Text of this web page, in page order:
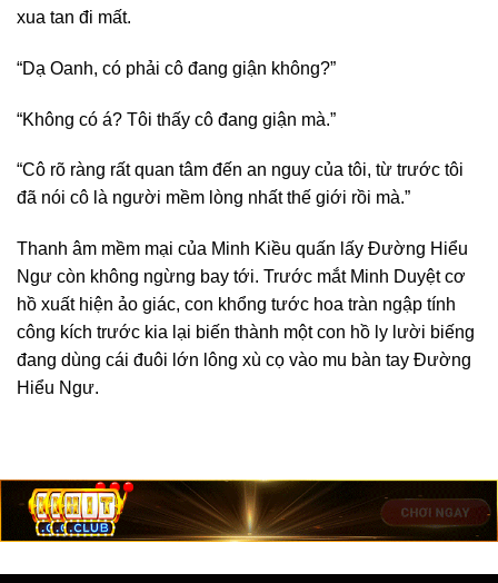
xua tan đi mất.
“Dạ Oanh, có phải cô đang giận không?”
“Không có á? Tôi thấy cô đang giận mà.”
“Cô rõ ràng rất quan tâm đến an nguy của tôi, từ trước tôi
đã nói cô là người mềm lòng nhất thế giới rồi mà.”
Thanh âm mềm mại của Minh Kiều quấn lấy Đường Hiểu
Ngư còn không ngừng bay tới. Trước mắt Minh Duyệt cơ
hồ xuất hiện ảo giác, con khổng tước hoa tràn ngập tính
công kích trước kia lại biến thành một con hồ ly lười biếng
đang dùng cái đuôi lớn lông xù cọ vào mu bàn tay Đường
Hiểu Ngư.